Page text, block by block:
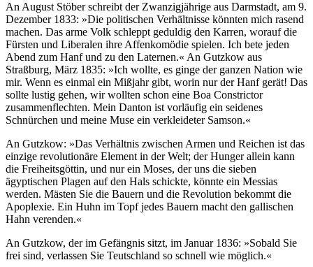
An August Stöber schreibt der Zwanzigjährige aus Darmstadt, am 9.
Dezember 1833: »Die politischen Verhältnisse könnten mich rasend
machen. Das arme Volk schleppt geduldig den Karren, worauf die
Fürsten und Liberalen ihre Affenkomödie spielen. Ich bete jeden
Abend zum Hanf und zu den Laternen.« An Gutzkow aus
Straßburg, März 1835: »Ich wollte, es ginge der ganzen Nation wie
mir. Wenn es einmal ein Mißjahr gibt, worin nur der Hanf gerät! Das
sollte lustig gehen, wir wollten schon eine Boa Constrictor
zusammenflechten. Mein Danton ist vorläufig ein seidenes
Schnürchen und meine Muse ein verkleideter Samson.«
An Gutzkow: »Das Verhältnis zwischen Armen und Reichen ist das
einzige revolutionäre Element in der Welt; der Hunger allein kann
die Freiheitsgöttin, und nur ein Moses, der uns die sieben
ägyptischen Plagen auf den Hals schickte, könnte ein Messias
werden. Mästen Sie die Bauern und die Revolution bekommt die
Apoplexie. Ein Huhn im Topf jedes Bauern macht den gallischen
Hahn verenden.«
An Gutzkow, der im Gefängnis sitzt, im Januar 1836: »Sobald Sie
frei sind, verlassen Sie Teutschland so schnell wie möglich.«